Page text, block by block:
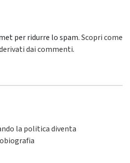
per ridurre lo spam.Scopri come
dai commenti.
la politica diventa